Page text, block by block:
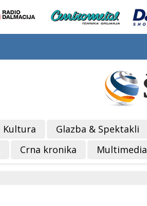
Kultura Glazba & Spektakli
Crna kronika Multimedia